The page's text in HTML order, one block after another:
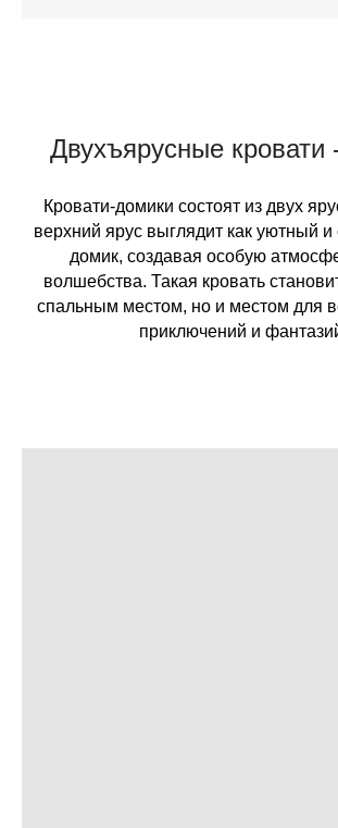
Двухъярусные кровати
Кровати-домики состоят из двух
верхний ярус выглядит как уютный
домик, создавая особую
волшебства. Такая кровать
спальным местом, но и местом для
приключений и